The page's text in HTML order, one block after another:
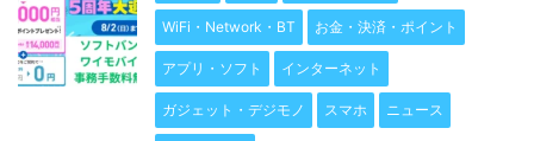
WiFi・Network・BT お金・決済・ポイント
アプリ・ソフト インターネット
ガジェット・デジモノ スマホ ニュース